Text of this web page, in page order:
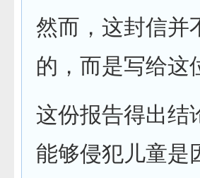
然而，这封信并
的，而是写给这
这份报告得出结
能够侵犯儿童是